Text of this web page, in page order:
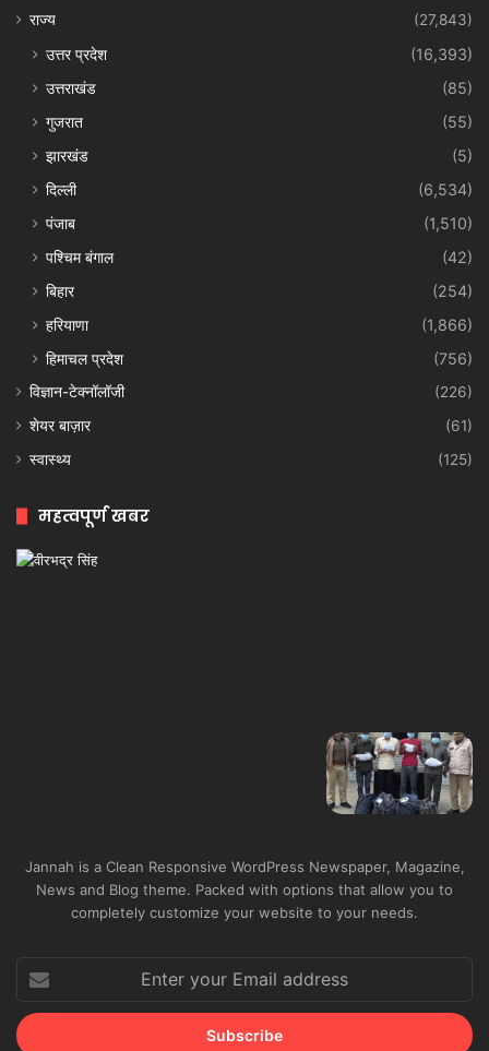
राज्य
(27,843)
उत्तर प्रदेश
(16,393)
उत्तराखंड
(85)
गुजरात
(55)
झारखंड
(5)
दिल्ली
(6,534)
पंजाब
(1,510)
पश्चिम बंगाल
(42)
बिहार
(254)
हरियाणा
(1,866)
हिमाचल प्रदेश
(756)
विज्ञान-टेक्नॉलॉजी
(226)
शेयर बाज़ार
(61)
स्वास्थ्य
(125)
महत्वपूर्ण खबर
Jannah is a Clean Responsive WordPress Newspaper, Magazine,
News and Blog theme. Packed with options that allow you to
completely customize your website to your needs.
Enter
Email
address